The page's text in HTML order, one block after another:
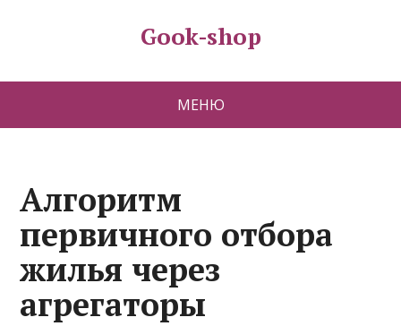
Gook-shop
МЕНЮ
Алгоритм
первичного отбора
жилья через
агрегаторы